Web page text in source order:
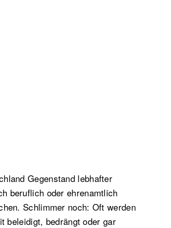
Gegenstand lebhafter
beruflich oder ehrenamtlich
Schlimmer noch: Oft werden
beleidigt, bedrängt oder gar